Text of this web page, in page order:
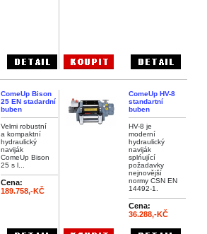
ComeUp Bison
25 EN stadardní
buben
Velmi robustní
a kompaktní
hydraulický
naviják
ComeUp Bison
25 s l...
Cena:
189.758,-KČ
ComeUp HV-8
standartní
buben
HV-8 je
moderní
hydraulický
naviják
splńující
požadavky
nejnovější
normy CSN EN
14492-1.
Cena:
36.288,-KČ